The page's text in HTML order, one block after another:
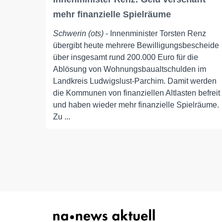
mehr finanzielle Spielräume
Schwerin (ots) - Innenminister Torsten Renz
übergibt heute mehrere Bewilligungsbescheide
über insgesamt rund 200.000 Euro für die
Ablösung von Wohnungsbaualtschulden im
Landkreis Ludwigslust-Parchim. Damit werden
die Kommunen von finanziellen Altlasten befreit
und haben wieder mehr finanzielle Spielräume.
Zu ...